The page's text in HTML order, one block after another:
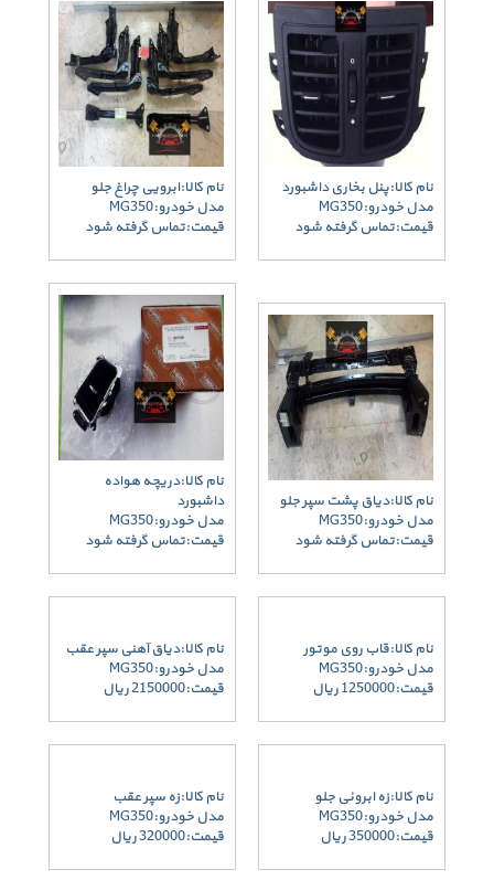
نام کالا:پنل بخاری داشبورد
مدل خودرو:MG350
قیمت:تماس گرفته شود
نام کالا:ابرویی چراغ جلو
مدل خودرو:MG350
قیمت:تماس گرفته شود
نام کالا:دیاق پشت سپر جلو
مدل خودرو:MG350
قیمت:تماس گرفته شود
نام کالا:دریچه هواده
داشبورد
مدل خودرو:MG350
قیمت:تماس گرفته شود
نام کالا:قاب روی موتور
مدل خودرو:MG350
قیمت:1250000 ریال
نام کالا:دیاق آهنی سپر عقب
مدل خودرو:MG350
قیمت:2150000 ریال
نام کالا:زه ابروئی جلو
مدل خودرو:MG350
قیمت:350000 ریال
نام کالا:زه سپر عقب
مدل خودرو:MG350
قیمت:320000 ریال